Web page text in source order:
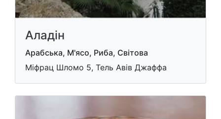
Аладін
Арабська, М'ясо, Риба, Світова
Міфрац Шломо 5, Тель Авів Джаффа